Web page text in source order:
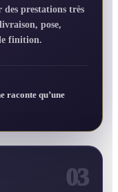
des prestations très
pose,
finition.
raconte qu’une
03